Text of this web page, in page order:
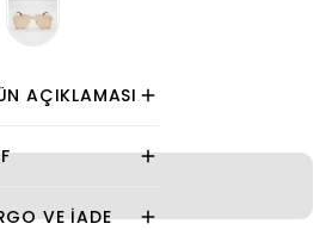
AÇIKLAMASI
VE İADE